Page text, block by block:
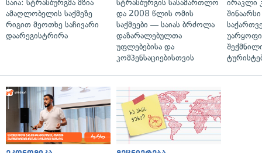
საია: სტრასბურგმა მზია
ამაღლობელის საქმეზე
რიგით მეოთხე საჩივარი
დაარეგისტრირა
სტრასბურგის სასამართლო
და 2008 წლის ომის
საქმეები — საიას ბრძოლა
დაზარალებულთა
უფლებებისა და
კომპენსაციებისთვის
ირაკლი